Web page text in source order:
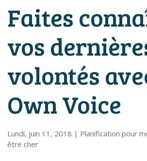
Faites
vos
volontés
Own Voice
Lundi, juin 11, 2018 | Planification pour
être cher